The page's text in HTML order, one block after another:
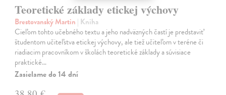
Teoretické základy etickej výchovy
Brestovanský Martin | Kniha
Cieľom tohto učebného textu a jeho nadväzných častí je predstaviť
študentom učiteľstva etickej výchovy, ale tiež učiteľom v teréne či
riadiacim pracovníkom v školách teoretické základy a súvisiace
praktické…
Zasielame do 14 dní